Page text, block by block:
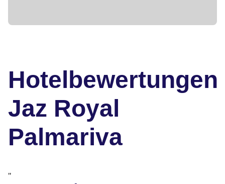
Hotelbewertungen
Jaz Royal
Palmariva
"